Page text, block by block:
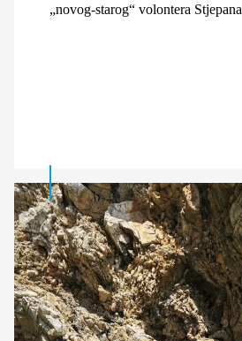
„novog-starog“ volontera Stjepana